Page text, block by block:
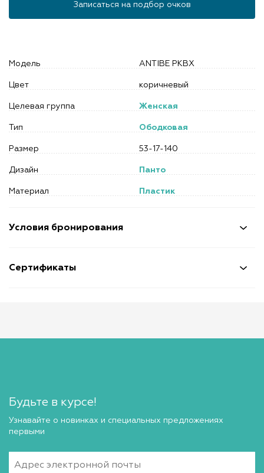
Условия бронирования
Сертификаты
Записаться на подбор очков
Модель ANTIBE PKBX
Цвет коричневый
Целевая группа Женская
Тип Ободковая
Размер 53-17-140
Дизайн Панто
Материал Пластик
Будьте в курсе!
Узнавайте о новинках и специальных предложениях
первыми